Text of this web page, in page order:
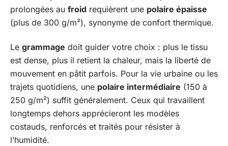
prolongées au froid requièrent une polaire épaisse
(plus de 300 g/m²), synonyme de confort thermique.
Le grammage doit guider votre choix : plus le tissu
est dense, plus il retient la chaleur, mais la liberté de
mouvement en pâtit parfois. Pour la vie urbaine ou les
trajets quotidiens, une polaire intermédiaire (150 à
250 g/m²) suffit généralement. Ceux qui travaillent
longtemps dehors apprécieront les modèles
costauds, renforcés et traités pour résister à
l’humidité.